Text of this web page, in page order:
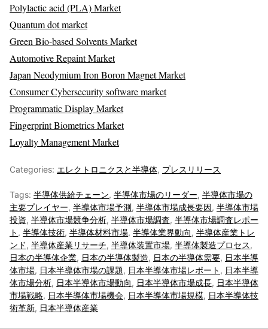
Polylactic acid (PLA) Market
Quantum dot market
Green Bio-based Solvents Market
Automotive Repaint Market
Japan Neodymium Iron Boron Magnet Market
Consumer Cybersecurity software market
Programmatic Display Market
Fingerprint Biometrics Market
Loyalty Management Market
Categories: エレクトロニクスと半導体, プレスリリース
Tags: 半導体供給チェーン, 半導体市場のリーダー, 半導体市場の
主要プレイヤー, 半導体市場予測, 半導体市場成長要因, 半導体市場
投資, 半導体市場競争分析, 半導体市場調査, 半導体市場調査レポー
ト , 半導体技術, 半導体材料市場, 半導体業界動向, 半導体産業トレ
ンド, 半導体産業リサーチ, 半導体装置市場, 半導体製造プロセス,
日本の半導体企業, 日本の半導体製造, 日本の半導体需要, 日本半導
体市場, 日本半導体市場の課題, 日本半導体市場レポート , 日本半導
体市場分析, 日本半導体市場動向, 日本半導体市場成長, 日本半導体
市場戦略, 日本半導体市場機会, 日本半導体市場規模, 日本半導体技
術革新, 日本半導体産業